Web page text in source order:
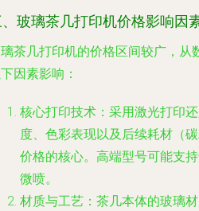
玻璃茶几打印机价格影响因
茶几打印机的价格区间较广，从
因素影响：
核心打印技术 ：采用激光打印
度、色彩表现以及后续耗材（
价格的核心。高端型号可能支
微喷。
材质与工艺 ：茶几本体的玻璃